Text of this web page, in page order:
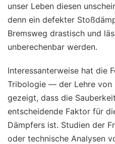
unser Leben diesen
denn ein defekter
Bremsweg drastisch und
unberechenbar werden.
Interessanterweise hat die
Tribologie — der Lehre von
gezeigt, dass die
entscheidende Faktor für
Dämpfers ist. Studien der
oder technische Analysen